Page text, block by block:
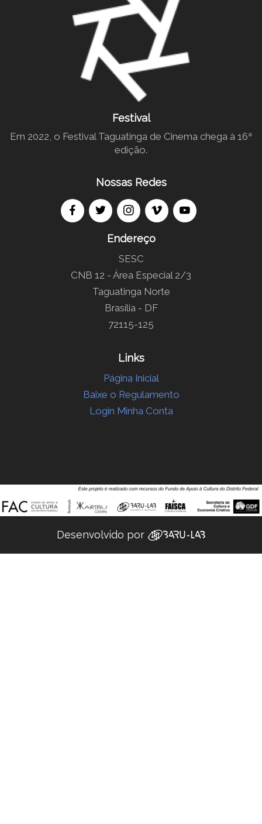
Festival
Em 2022, o Festival Taguatinga de Cinema chega à 16ª
edição.
Nossas Redes
Endereço
SESC
CNB 12 - Área Especial 2/3
Taguatinga Norte
Brasília - DF
72115-125
Links
Página Inicial
Baixe o Regulamento
Login Minha Conta
Desenvolvido por ‌